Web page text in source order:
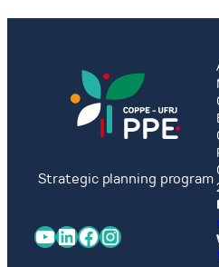
Strategic planning program
YouTube LinkedIn Facebook Instagram